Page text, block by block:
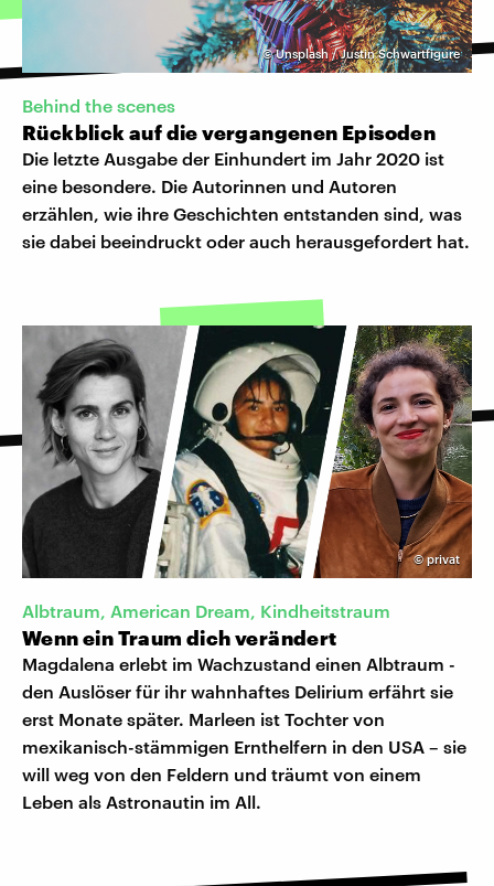
©Unsplash / Justin Schwartfigure
Behind the scenes
Rückblick auf die vergangenen Episoden
Die letzte Ausgabe der Einhundert im Jahr 2020 ist
eine besondere. Die Autorinnen und Autoren
erzählen, wie ihre Geschichten entstanden sind, was
sie dabei beeindruckt oder auch herausgefordert hat.
©privat
Albtraum, American Dream, Kindheitstraum
Wenn ein Traum dich verändert
Magdalena erlebt im Wachzustand einen Albtraum -
den Auslöser für ihr wahnhaftes Delirium erfährt sie
erst Monate später. Marleen ist Tochter von
mexikanisch-stämmigen Ernthelfern in den USA – sie
will weg von den Feldern und träumt von einem
Leben als Astronautin im All.